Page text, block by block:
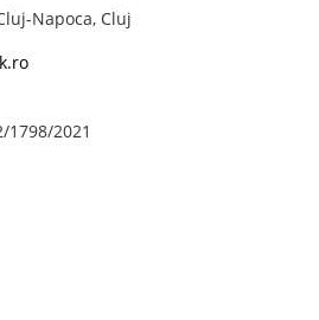
Napoca, Cluj
1798/2021